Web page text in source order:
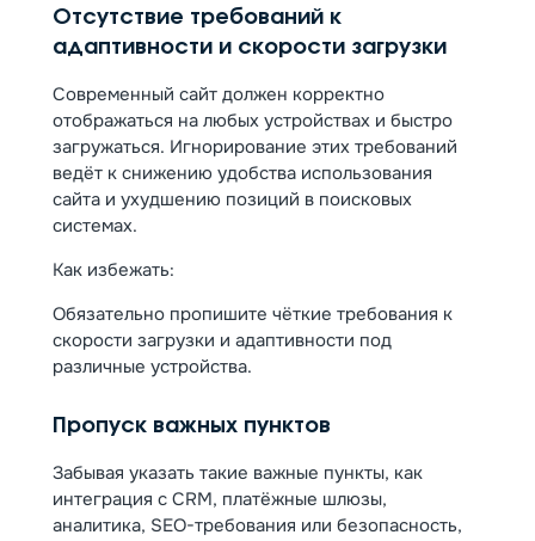
Отсутствие требований к
адаптивности и скорости загрузки
Современный сайт должен корректно
отображаться на любых устройствах и быстро
загружаться. Игнорирование этих требований
ведёт к снижению удобства использования
сайта и ухудшению позиций в поисковых
системах.
Как избежать:
Обязательно пропишите чёткие требования к
скорости загрузки и адаптивности под
различные устройства.
Пропуск важных пунктов
Забывая указать такие важные пункты, как
интеграция с CRM, платёжные шлюзы,
аналитика, SEO-требования или безопасность,